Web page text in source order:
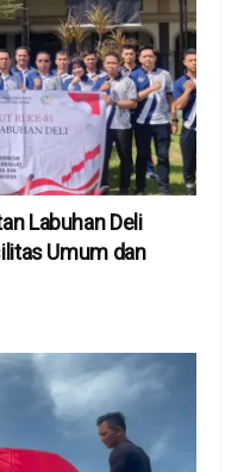
Labuhan Deli
Umum dan